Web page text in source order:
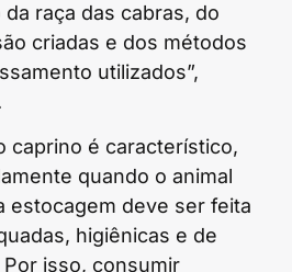
raça das cabras, do
criadas e dos métodos
utilizados”,
caprino é característico,
quando o animal
estocagem deve ser feita
higiênicas e de
isso, consumir